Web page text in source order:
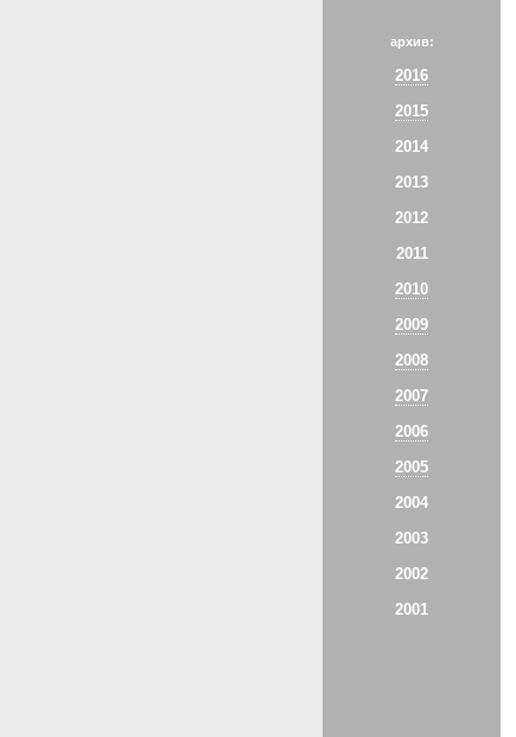
архив:
2016
2015
2014
2013
2012
2011
2010
2009
2008
2007
2006
2005
2004
2003
2002
2001